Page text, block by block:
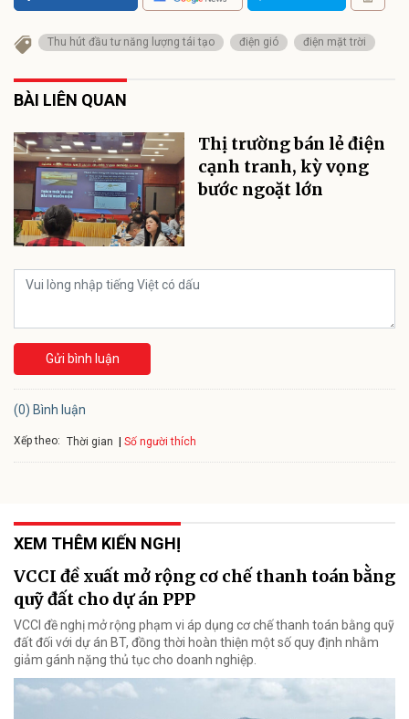
Thu hút đầu tư năng lượng tái tạo điện gió điện mặt trời
BÀI LIÊN QUAN
Thị trường bán lẻ điện
cạnh tranh, kỳ vọng
bước ngoặt lớn
Gửi bình luận
(0) Bình luận
Xếp theo: Thời gian Số người thích
XEM THÊM KIẾN NGHỊ
VCCI đề xuất mở rộng cơ chế thanh toán bằng
quỹ đất cho dự án PPP
VCCI đề nghị mở rộng phạm vi áp dụng cơ chế thanh toán bằng quỹ
đất đối với dự án BT, đồng thời hoàn thiện một số quy định nhằm
giảm gánh nặng thủ tục cho doanh nghiệp.